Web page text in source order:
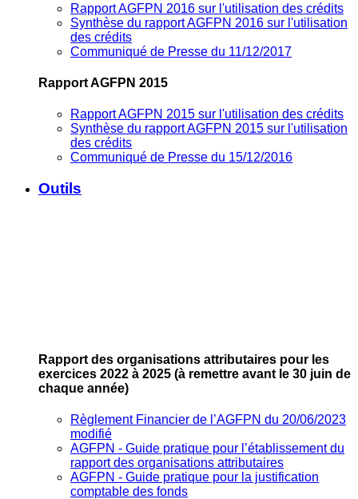
Rapport AGFPN 2016 sur l'utilisation des crédits
Synthèse du rapport AGFPN 2016 sur l'utilisation
des crédits
Communiqué de Presse du 11/12/2017
Rapport AGFPN 2015
Rapport AGFPN 2015 sur l'utilisation des crédits
Synthèse du rapport AGFPN 2015 sur l'utilisation
des crédits
Communiqué de Presse du 15/12/2016
Outils
Rapport des organisations attributaires pour les
exercices 2022 à 2025 (à remettre avant le 30 juin de
chaque année)
Règlement Financier de l’AGFPN du 20/06/2023
modifié
AGFPN ‐ Guide pratique pour l’établissement du
rapport des organisations attributaires
AGFPN ‐ Guide pratique pour la justification
comptable des fonds